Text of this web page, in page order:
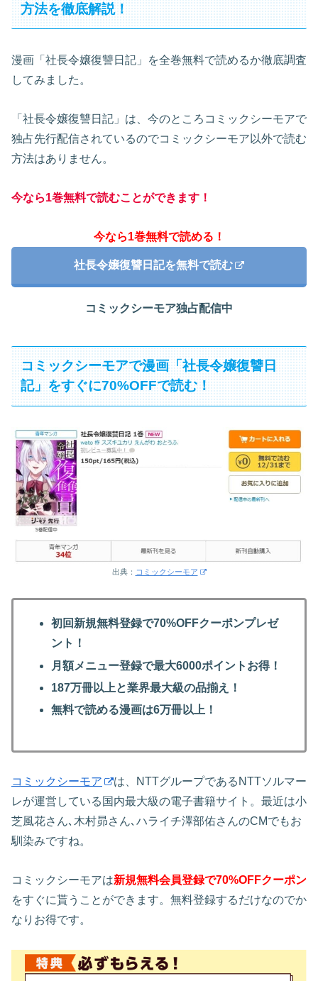
方法を徹底解説！
漫画「社長令嬢復讐日記」を全巻無料で読めるか徹底調査
してみました。
「社長令嬢復讐日記」は、今のところコミックシーモアで
独占先行配信されているのでコミックシーモア以外で読む
方法はありません。
今なら1巻無料で読むことができます！
今なら1巻無料で読める！
社長令嬢復讐日記を無料で読む
コミックシーモア独占配信中
コミックシーモアで漫画「社長令嬢復讐日
記」をすぐに70%OFFで読む！
出典： コミックシーモア
初回新規無料登録で70%OFFクーポンプレゼ
ント！
月額メニュー登録で最大6000ポイントお得！
187万冊以上と業界最大級の品揃え！
無料で読める漫画は6万冊以上！
コミックシーモア
は、NTTグループであるNTTソルマー
レが運営している国内最大級の電子書籍サイト。最近は小
芝風花さん､木村昴さん､ハライチ澤部佑さんのCMでもお
馴染みですね。
コミックシーモアは新規無料会員登録で70%OFFクーポン
をすぐに貰うことができます。無料登録するだけなのでか
なりお得です。